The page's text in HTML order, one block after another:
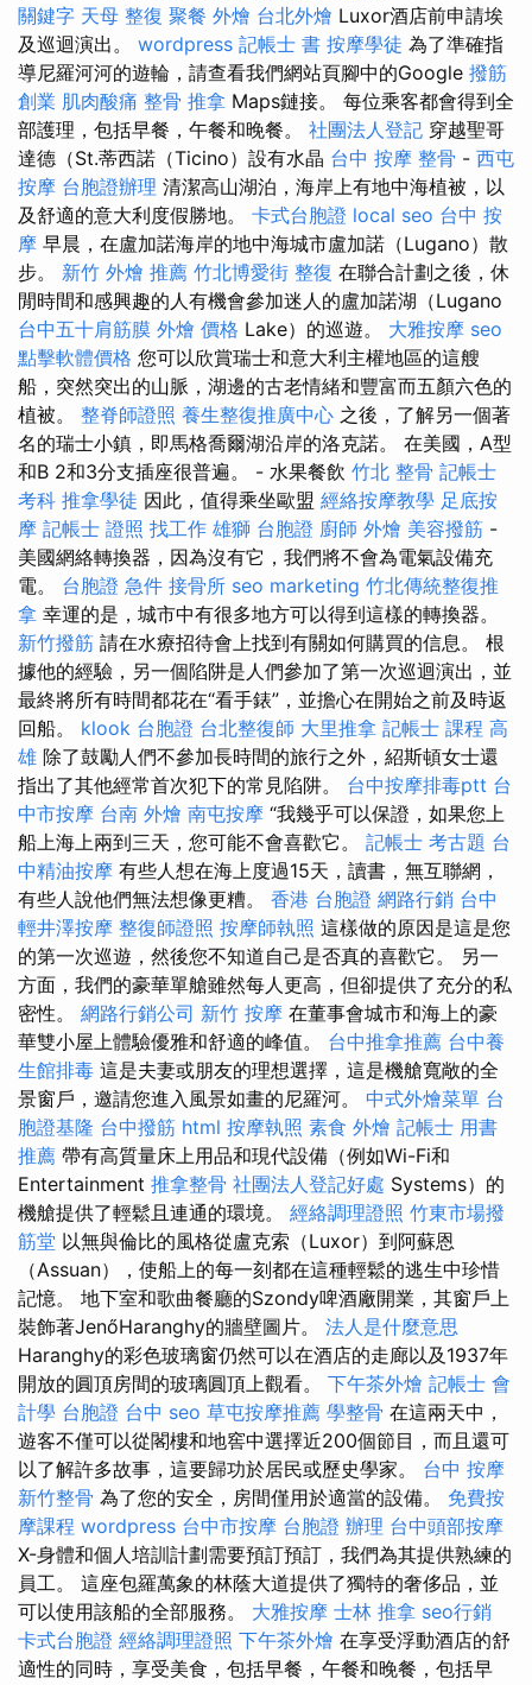
關鍵字 天母 整復 聚餐 外燴 台北外燴 Luxor酒店前申請埃
及巡迴演出。 wordpress 記帳士 書 按摩學徒 為了準確指
導尼羅河河的遊輪，請查看我們網站頁腳中的Google 撥筋
創業 肌肉酸痛 整骨 推拿 Maps鏈接。 每位乘客都會得到全
部護理，包括早餐，午餐和晚餐。 社團法人登記 穿越聖哥
達德（St.蒂西諾（Ticino）設有水晶 台中 按摩 整骨 - 西屯
按摩 台胞證辦理 清潔高山湖泊，海岸上有地中海植被，以
及舒適的意大利度假勝地。 卡式台胞證 local seo 台中 按
摩 早晨，在盧加諾海岸的地中海城市盧加諾（Lugano）散
步。 新竹 外燴 推薦 竹北博愛街 整復 在聯合計劃之後，休
閒時間和感興趣的人有機會參加迷人的盧加諾湖（Lugano
台中五十肩筋膜 外燴 價格 Lake）的巡遊。 大雅按摩 seo
點擊軟體價格 您可以欣賞瑞士和意大利主權地區的這艘
船，突然突出的山脈，湖邊的古老情緒和豐富而五顏六色的
植被。 整脊師證照 養生整復推廣中心 之後，了解另一個著
名的瑞士小鎮，即馬格喬爾湖沿岸的洛克諾。 在美國，A型
和B 2和3分支插座很普遍。 - 水果餐飲 竹北 整骨 記帳士
考科 推拿學徒 因此，值得乘坐歐盟 經絡按摩教學 足底按
摩 記帳士 證照 找工作 雄獅 台胞證 廚師 外燴 美容撥筋 -
美國網絡轉換器，因為沒有它，我們將不會為電氣設備充
電。 台胞證 急件 接骨所 seo marketing 竹北傳統整復推
拿 幸運的是，城市中有很多地方可以得到這樣的轉換器。
新竹撥筋 請在水療招待會上找到有關如何購買的信息。 根
據他的經驗，另一個陷阱是人們參加了第一次巡迴演出，並
最終將所有時間都花在“看手錶”，並擔心在開始之前及時返
回船。 klook 台胞證 台北整復師 大里推拿 記帳士 課程 高
雄 除了鼓勵人們不參加長時間的旅行之外，紹斯頓女士還
指出了其他經常首次犯下的常見陷阱。 台中按摩排毒ptt 台
中市按摩 台南 外燴 南屯按摩 “我幾乎可以保證，如果您上
船上海上兩到三天，您可能不會喜歡它。 記帳士 考古題 台
中精油按摩 有些人想在海上度過15天，讀書，無互聯網，
有些人說他們無法想像更糟。 香港 台胞證 網路行銷 台中
輕井澤按摩 整復師證照 按摩師執照 這樣做的原因是這是您
的第一次巡遊，然後您不知道自己是否真的喜歡它。 另一
方面，我們的豪華單艙雖然每人更高，但卻提供了充分的私
密性。 網路行銷公司 新竹 按摩 在董事會城市和海上的豪
華雙小屋上體驗優雅和舒適的峰值。 台中推拿推薦 台中養
生館排毒 這是夫妻或朋友的理想選擇，這是機艙寬敞的全
景窗戶，邀請您進入風景如畫的尼羅河。 中式外燴菜單 台
胞證基隆 台中撥筋 html 按摩執照 素食 外燴 記帳士 用書
推薦 帶有高質量床上用品和現代設備（例如Wi-Fi和
Entertainment 推拿整骨 社團法人登記好處 Systems）的
機艙提供了輕鬆且連通的環境。 經絡調理證照 竹東市場撥
筋堂 以無與倫比的風格從盧克索（Luxor）到阿蘇恩
（Assuan），使船上的每一刻都在這種輕鬆的逃生中珍惜
記憶。 地下室和歌曲餐廳的Szondy啤酒廠開業，其窗戶上
裝飾著JenőHaranghy的牆壁圖片。 法人是什麼意思
Haranghy的彩色玻璃窗仍然可以在酒店的走廊以及1937年
開放的圓頂房間的玻璃圓頂上觀看。 下午茶外燴 記帳士 會
計學 台胞證 台中 seo 草屯按摩推薦 學整骨 在這兩天中，
遊客不僅可以從閣樓和地窖中選擇近200個節目，而且還可
以了解許多故事，這要歸功於居民或歷史學家。 台中 按摩
新竹整骨 為了您的安全，房間僅用於適當的設備。 免費按
摩課程 wordpress 台中市按摩 台胞證 辦理 台中頭部按摩
X-身體和個人培訓計劃需要預訂預訂，我們為其提供熟練的
員工。 這座包羅萬象的林蔭大道提供了獨特的奢侈品，並
可以使用該船的全部服務。 大雅按摩 士林 推拿 seo行銷
卡式台胞證 經絡調理證照 下午茶外燴 在享受浮動酒店的舒
適性的同時，享受美食，包括早餐，午餐和晚餐，包括早